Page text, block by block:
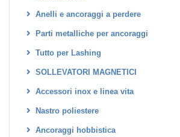
Anelli e ancoraggi a perdere
Parti metalliche per ancoraggi
Tutto per Lashing
SOLLEVATORI MAGNETICI
Accessori inox e linea vita
Nastro poliestere
Ancoraggi hobbistica